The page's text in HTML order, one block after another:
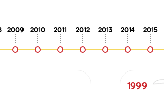
2009 2010 2011 2012 2013 2014 2015
1999